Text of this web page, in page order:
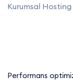
Kurumsal
Performans